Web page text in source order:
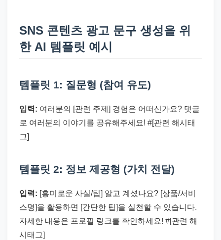
SNS 콘텐츠 광고 문구 생성을 위
한 AI 템플릿 예시
템플릿 1: 질문형 (참여 유도)
입력: 여러분의 [관련 주제] 경험은 어떠신가요? 댓글
로 여러분의 이야기를 공유해주세요! #[관련 해시태
그]
템플릿 2: 정보 제공형 (가치 전달)
입력: [흥미로운 사실/팁] 알고 계셨나요? [상품/서비
스명]을 활용하면 [간단한 팁]을 실천할 수 있습니다.
자세한 내용은 프로필 링크를 확인하세요! #[관련 해
시태그]